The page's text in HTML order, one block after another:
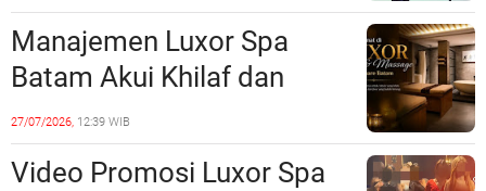
Realisasi Pembangunan
Lampaui 50 Persen
Manajemen Luxor Spa
Batam Akui Khilaf dan
Minta Maaf, Konten
Langsung Di-Takedown
27/07/2026, 12:39 WIB
Video Promosi Luxor Spa